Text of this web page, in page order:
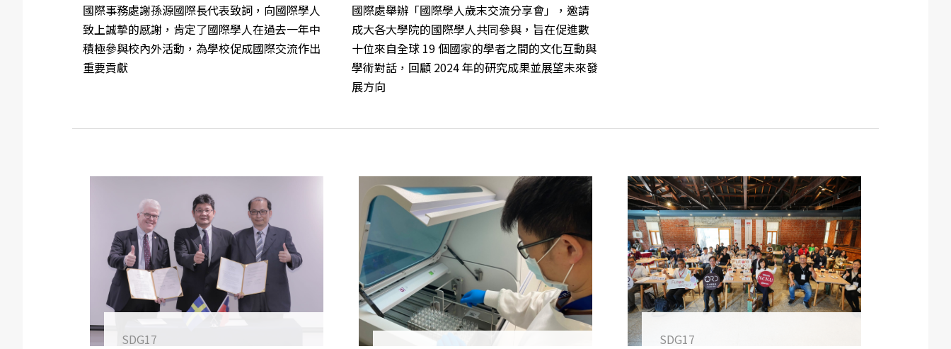
國際事務處謝孫源國際長代表致詞，向國際學人
致上誠摯的感謝，肯定了國際學人在過去一年中
積極參與校內外活動，為學校促成國際交流作出
重要貢獻
國際處舉辦「國際學人歲末交流分享會」，邀請
成大各大學院的國際學人共同參與，旨在促進數
十位來自全球 19 個國家的學者之間的文化互動與
學術對話，回顧 2024 年的研究成果並展望未來發
展方向
SDG17 SDG17